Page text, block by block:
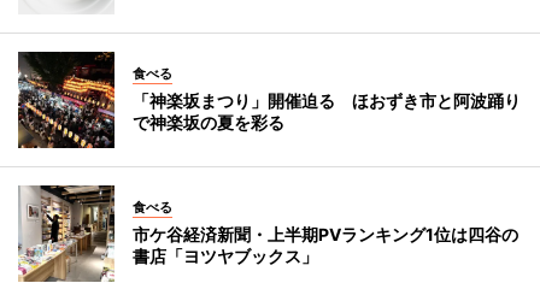
食べる
「神楽坂まつり」開催迫る ほおずき市と阿波踊り
で神楽坂の夏を彩る
食べる
市ケ谷経済新聞・上半期PVランキング1位は四谷の
書店「ヨツヤブックス」